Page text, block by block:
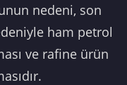
nedeni, son
ham petrol
ve rafine ürün